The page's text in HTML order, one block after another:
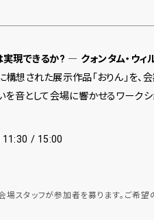
現できるか? ― クォンタム・ウィル
想された展示作品「おりん」を、
を音として会場に響かせるワークシ
11:30 / 15:00
場スタッフが参加者を募ります。ご希望